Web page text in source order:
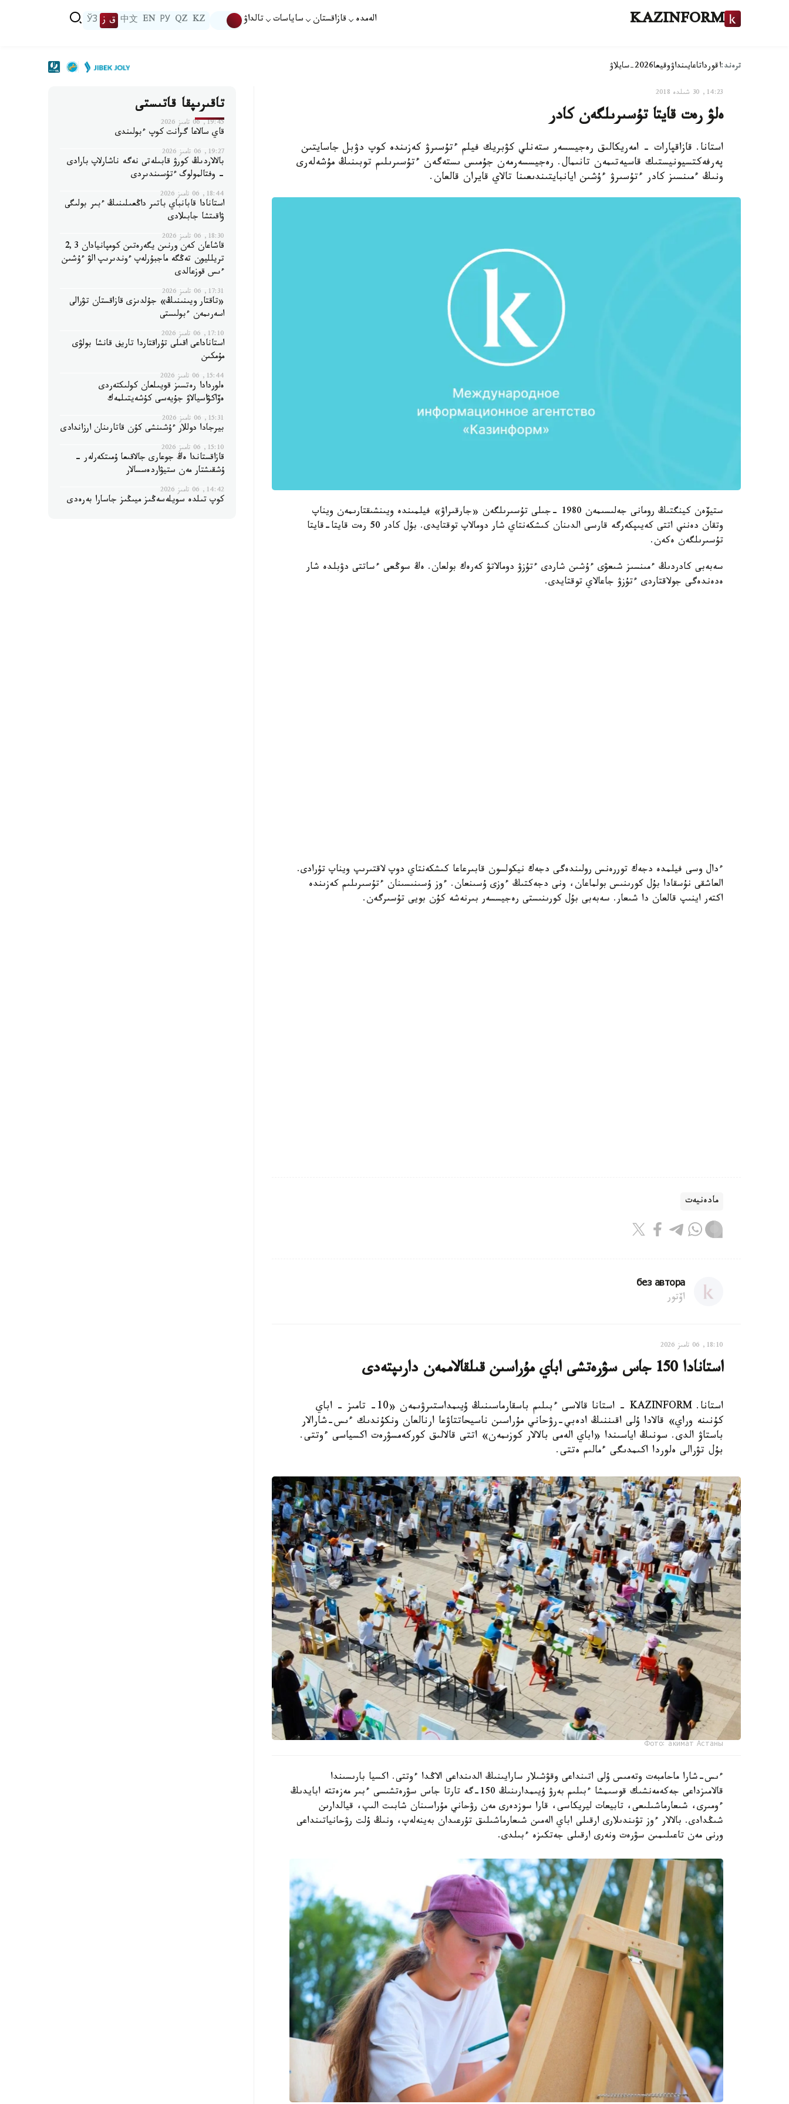
KAZINFORM الەمدە قازاقستان ساياسات تالداۋ KZ
QZ
РУ
EN
中文 ق ز ЎЗ
ترەند:اقورداتاعايىنداۋوقيعا2026-سايلاۋ
14:23, 30 شىلدە 2018
ەلۋ رەت قايتا تۇسىرىلگەن كادر
استانا. قازاقپارات - امەريكالىق رەجيسسەر ستەنلي كۋبريك فيلم ءتۇسىرۋ كەزىندە كوپ دۋبل جاسايتىن
پەرفەكتسيونيستىك قاسيەتىمەن تانىمال. رەجيسسەرمەن جۇمىس ىستەگەن ءتۇسىرىلىم توبىنىڭ مۇشەلەرى
ونىڭ ءمىنسىز كادر ءتۇسىرۋ ءۇشىن ايانبايتىندىعىنا تالاي قايران قالعان.
ستيۆەن كينگتىڭ رومانى جەلىسىمەن 1980 -جىلى تۇسىرىلگەن «جارقىراۋ» فيلمىندە ويىنشىقتارىمەن ويناپ
وتقان دەنني اتتى كەيىپكەرگە قارسى الدىنان كىشكەنتاي شار دومالاپ توقتايدى. بۇل كادر 50 رەت قايتا-قايتا
تۇسىرىلگەن ەكەن.
سەبەبى كادردىڭ ءمىنسىز شىعۋى ءۇشىن شاردى ءتۇزۋ دومالاتۋ كەرەك بولعان. ەڭ سوڭعى ءساتتى دۋبلدە شار
ەدەندەگى جولاقتاردى ءتۇزۋ جاعالاي توقتايدى.
ءدال وسى فيلمدە دجەك توررەنس رولىندەگى دجەك نيكولسون قابىرعاعا كىشكەنتاي دوپ لاقتىرىپ ويناپ تۇرادى.
العاشقى نۇسقادا بۇل كورىنىس بولماعان، ونى دجەكتىڭ ءوزى ۇسىنعان. ءوز ۇسىنىسىنان ءتۇسىرىلىم كەزىندە
اكتەر اينىپ قالعان دا شىعار. سەبەبى بۇل كورىنىستى رەجيسسەر بىرنەشە كۇن بويى تۇسىرگەن.
مادەنيەت
без автора
اۆتور
18:10, 06 تامىز 2026
استانادا 150 جاس سۋرەتشى اباي مۇراسىن قىلقالاممەن دارىپتەدى
استانا. KAZINFORM - استانا قالاسى ءبىلىم باسقارماسىنىڭ ۇيىمداستىرۋىمەن «10- تامىز - اباي
كۇنىنە وراي» قالادا ۇلى اقىننىڭ ادەبي-رۋحاني مۇراسىن ناسيحاتتاۋعا ارنالعان ونكۇندىك ءىس-شارالار
باستاۋ الدى. سونىڭ اياسىندا «اباي الەمى بالالار كوزىمەن» اتتى قالالىق كوركەمسۋرەت اكسياسى ءوتتى.
بۇل تۋرالى ەلوردا اكىمدىگى ءمالىم ەتتى.
Фото: акимат Астаны
ءىس-شارا ماحامبەت وتەمىس ۇلى اتىنداعى وقۋشىلار سارايىنىڭ الدىنداعى الاڭدا ءوتتى. اكسيا بارىسىندا
قالامىزداعى جەكەمەنشىك قوسىمشا ءبىلىم بەرۋ ۇيىمدارىنىڭ 150-گە تارتا جاس سۋرەتشىسى ءبىر مەزەتتە ابايدىڭ
ءومىرى، شىعارماشىلىعى، تابيعات ليريكاسى، قارا سوزدەرى مەن رۋحاني مۇراسىنان شابىت الىپ، قيالدارىن
شىڭدادى. بالالار ءوز تۋىندىلارى ارقىلى اباي الەمىن شىعارماشىلىق تۇرعىدان بەينەلەپ، ونىڭ ۇلت رۋحانياتىنداعى
ورنى مەن تاعىلىمىن سۋرەت ونەرى ارقىلى جەتكىزە ءبىلدى.
تاقىرىپقا قاتىستى
19:45, 06 تامىز 2026
قاي سالاعا گرانت كوپ ءبولىندى
19:27, 06 تامىز 2026
بالالاردىڭ كورۋ قابىلەتى نەگە ناشارلاپ بارادى
- وفتالمولوگ ءتۇسىندىردى
18:44, 06 تامىز 2026
استانادا قابانباي باتىر داڭعىلىنىڭ ءبىر بولىگى
ۋاقىتشا جابىلادى
18:30, 06 تامىز 2026
قاشاعان كەن ورنىن يگەرەتىن كومپانيادان 2,3
تريلليون تەڭگە ماجبۇرلەپ ءوندىرىپ الۋ ءۇشىن
ءىس قوزعالدى
17:31, 06 تامىز 2026
«تاقتار ويىنىنىڭ» جۇلدىزى قازاقستان تۋرالى
اسەرىمەن ءبولىستى
17:10, 06 تامىز 2026
استاناداعى اقىلى تۇراقتاردا تاريف قانشا بولۋى
مۇمكىن
15:44, 06 تامىز 2026
ەلوردادا رەتسىز قويىلعان كولىكتەردى
ەۆاكۋاسيالاۋ جۇيەسى كۇشەيتىلمەك
15:31, 06 تامىز 2026
بيرجادا دوللار ءۇشىنشى كۇن قاتارىنان ارزاندادى
15:10, 06 تامىز 2026
قازاقستاندا ەڭ جوعارى جالاقىعا ۇمىتكەرلەر -
ۇشقىشتار مەن ستيۋاردەسسالار
14:42, 06 تامىز 2026
كوپ تىلدە سويلەسەڭىز ميىڭىز جاسارا بەرەدى